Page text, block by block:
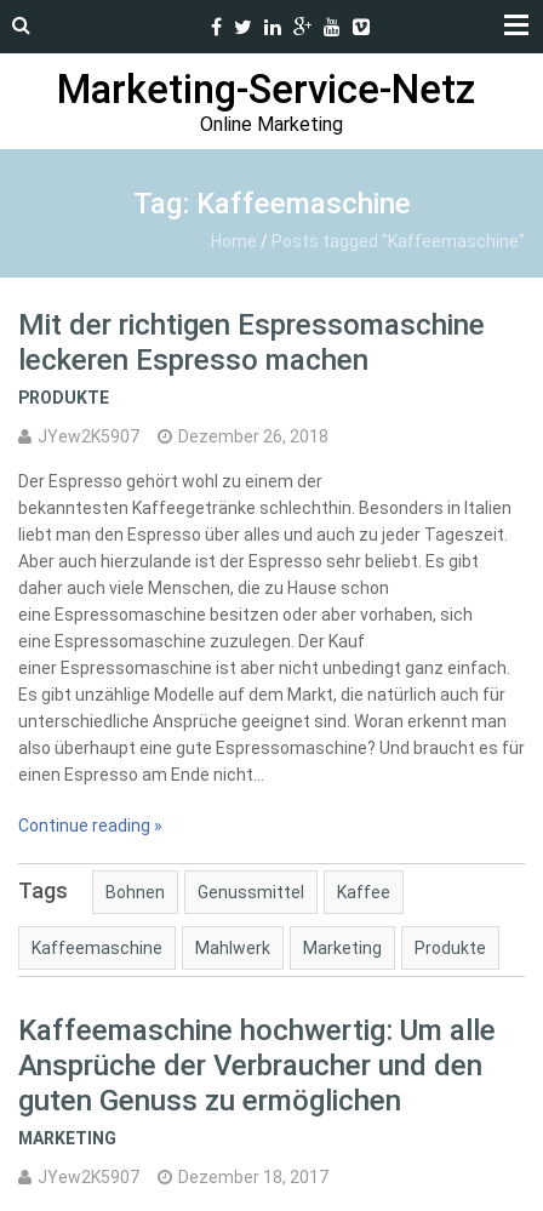
Marketing-Service-Netz
Online Marketing
Tag: Kaffeemaschine
Home / Posts tagged "Kaffeemaschine"
Mit der richtigen Espressomaschine
leckeren Espresso machen
PRODUKTE
JYew2K5907
Dezember 26, 2018
Der Espresso gehört wohl zu einem der
bekanntesten Kaffeegetränke schlechthin. Besonders in Italien
liebt man den Espresso über alles und auch zu jeder Tageszeit.
Aber auch hierzulande ist der Espresso sehr beliebt. Es gibt
daher auch viele Menschen, die zu Hause schon
eine Espressomaschine besitzen oder aber vorhaben, sich
eine Espressomaschine zuzulegen. Der Kauf
einer Espressomaschine ist aber nicht unbedingt ganz einfach.
Es gibt unzählige Modelle auf dem Markt, die natürlich auch für
unterschiedliche Ansprüche geeignet sind. Woran erkennt man
also überhaupt eine gute Espressomaschine? Und braucht es für
einen Espresso am Ende nicht…
Continue reading »
Tags Bohnen Genussmittel Kaffee
Kaffeemaschine Mahlwerk Marketing Produkte
Kaffeemaschine hochwertig: Um alle
Ansprüche der Verbraucher und den
guten Genuss zu ermöglichen
MARKETING
JYew2K5907
Dezember 18, 2017